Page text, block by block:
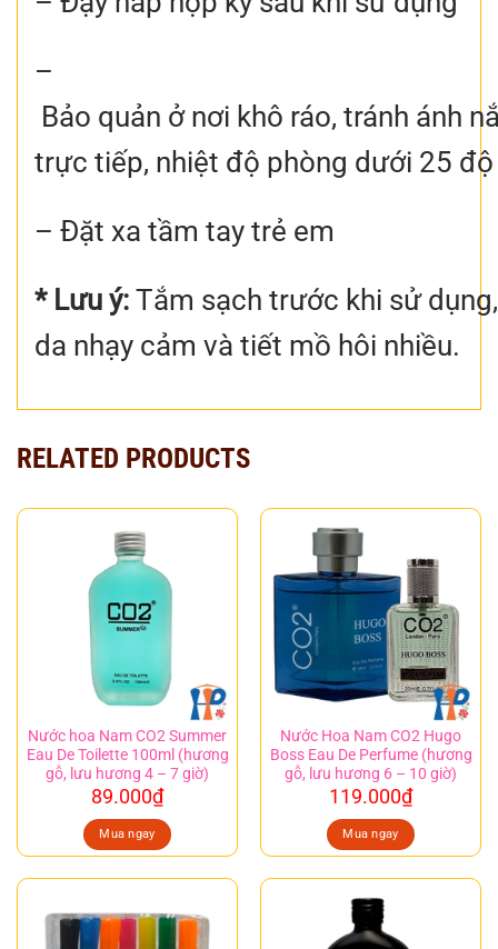
–
Bảo quản ở nơi khô ráo, tránh ánh
trực tiếp, nhiệt độ phòng dưới 25 độ
– Đặt xa tầm tay trẻ em
* Lưu ý: Tắm sạch trước khi sử
da nhạy cảm và tiết mồ hôi nhiều.
RELATED PRODUCTS
Nước hoa Nam CO2 Summer
Eau De Toilette 100ml (hương
gỗ, lưu hương 4 – 7 giờ)
89.000₫
Mua ngay
Nước Hoa Nam CO2 Hugo
Boss Eau De Perfume (hương
gỗ, lưu hương 6 – 10 giờ)
119.000₫
Mua ngay